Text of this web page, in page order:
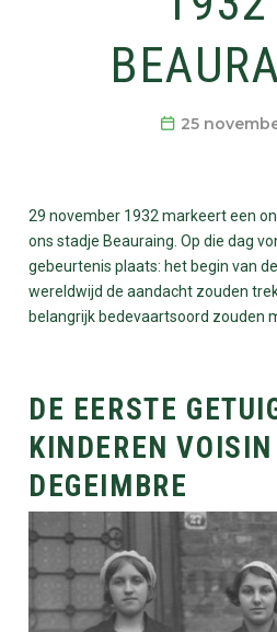
25
29 november 1932 markeert een
ons stadje Beauraing. Op die dag
gebeurtenis plaats: het begin van
wereldwijd de aandacht zouden
belangrijk bedevaartsoord zouden
DE EERSTE
KINDEREN
DEGEIMBRE